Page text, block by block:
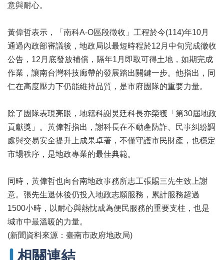
服
民
意
交
流
下
區
主
題
專
其
他
服
務
地
籍
意與耐心。
黃偉哲表示，「南科A-O區段徵收」工程於今(114)年10月
通過內政部審議後，地政局以最短時程於12月中旬完成徵收
公告，12月底發放補償，隔年1月即取可得土地，如期完成
作業，讓南台灣科技廊帶的發展踏出關鍵一步。他指出，同
仁在高度壓力下仍能維持品質，是市府團隊的重要力量。
除了團隊表現亮眼，地籍科謝炅廷科長亦榮獲「第30屆地政
貢獻獎」。黃偉哲指出，謝科長在不動產防詐、民事糾紛調
處與交易安全提升上成果卓著，不僅守護市民財產，也穩定
市場秩序，是地政專業的最佳典範。
同時，黃偉哲也向台南地政事務所志工張賜三先生致上謝
意。張先生退休後仍投入地政志願服務，累計服務超過
1500小時，以耐心與熱忱成為便民服務的重要支柱，也是
城市中最溫暖的力量。
(新聞資料來源：臺南市政府地政局)
相關連結